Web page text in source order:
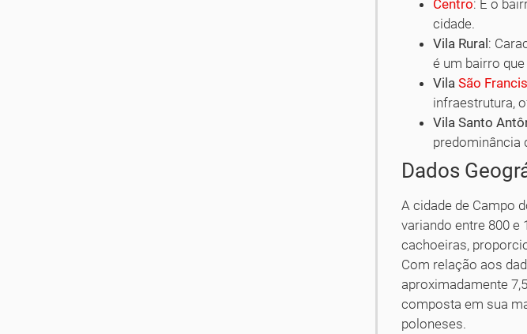
Centro: É o
cidade.
Vila Rural:
é um bairro
VilaSão
infraestrutura,
Vila Santo
predominância
Dados
A cidade de Campo
variando entre 800 e
cachoeiras,
Com relação aos
aproximadamente
composta em sua
poloneses.